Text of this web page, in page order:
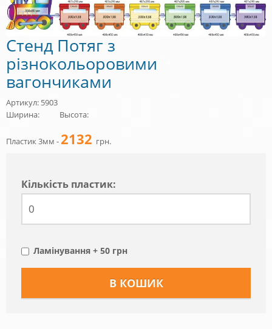
Стенд Потяг з
різнокольоровими
вагончиками
Артикул: 5903
Ширина:
Высота:
Пластик 3мм -2132 грн.
Кiлькiсть пластик:
Ламінування + 50 грн